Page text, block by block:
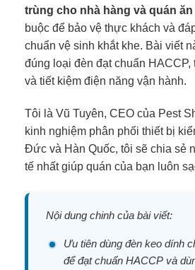
trùng cho nhà hàng và quán ăn
buộc để bảo vệ thực khách và
chuẩn vệ sinh khắt khe. Bài viết
đúng loại đèn đạt chuẩn HACCP,
và tiết kiệm điện năng vận hành.
Tôi là Vũ Tuyên, CEO của Pest
kinh nghiệm phân phối thiết bị
Đức và Hàn Quốc, tôi sẽ chia sẻ
tế nhất giúp quán của bạn luôn
Nội dung chinh của bài viết:
Ưu tiên dùng đèn keo dính
để đạt chuẩn HACCP và